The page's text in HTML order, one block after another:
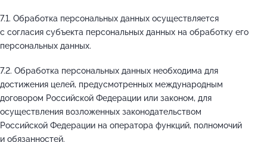
7.1. Обработка персональных данных осуществляется
с согласия субъекта персональных данных на обработку его
персональных данных.
7.2. Обработка персональных данных необходима для
достижения целей, предусмотренных международным
договором Российской Федерации или законом, для
осуществления возложенных законодательством
Российской Федерации на оператора функций, полномочий
и обязанностей.